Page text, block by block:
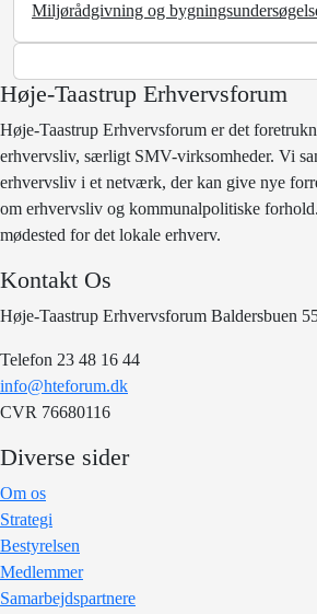
Miljørådgivning og
Høje-Taastrup Erhvervsforum
Høje-Taastrup Erhvervsforum er det
erhvervsliv, særligt SMV-virksomheder. Vi
erhvervsliv i et netværk, der kan give nye
om erhvervsliv og kommunalpolitiske
mødested for det lokale erhverv.
Kontakt Os
Høje-Taastrup Erhvervsforum Baldersbuen
Telefon 23 48 16 44
info@hteforum.dk
CVR 76680116
Diverse sider
Om os
Strategi
Bestyrelsen
Medlemmer
Samarbejdspartnere